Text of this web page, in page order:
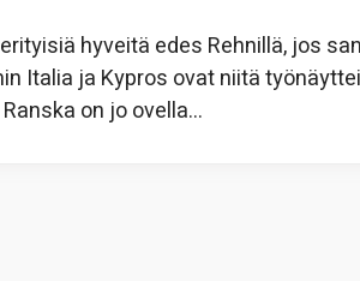
hyveitä edes Rehnillä, jos
Italia ja Kypros ovat niitä
on jo ovella…